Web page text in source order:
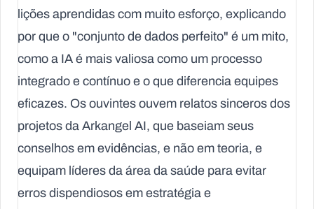
lições aprendidas com muito esforço, explicando
por que o "conjunto de dados perfeito" é um mito,
como a IA é mais valiosa como um processo
integrado e contínuo e o que diferencia equipes
eficazes. Os ouvintes ouvem relatos sinceros dos
projetos da Arkangel AI, que baseiam seus
conselhos em evidências, e não em teoria, e
equipam líderes da área da saúde para evitar
erros dispendiosos em estratégia e